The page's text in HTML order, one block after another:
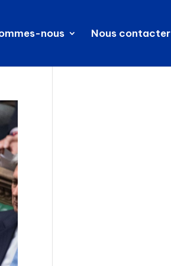
nous Nous contacter